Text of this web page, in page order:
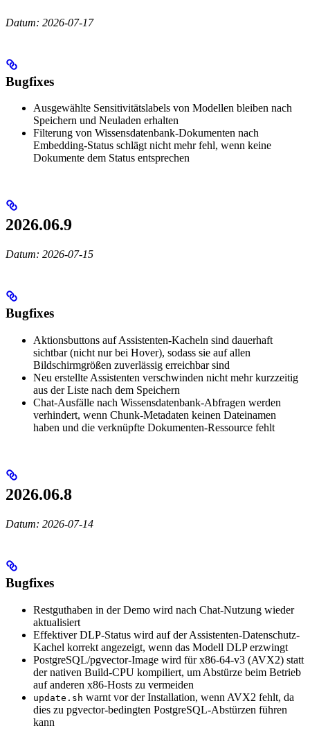
Datum: 2026-07-17
Bugfixes
Ausgewählte Sensitivitätslabels von Modellen bleiben nach
Speichern und Neuladen erhalten
Filterung von Wissensdatenbank-Dokumenten nach
Embedding-Status schlägt nicht mehr fehl, wenn keine
Dokumente dem Status entsprechen
2026.06.9
Datum: 2026-07-15
Bugfixes
Aktionsbuttons auf Assistenten-Kacheln sind dauerhaft
sichtbar (nicht nur bei Hover), sodass sie auf allen
Bildschirmgrößen zuverlässig erreichbar sind
Neu erstellte Assistenten verschwinden nicht mehr kurzzeitig
aus der Liste nach dem Speichern
Chat-Ausfälle nach Wissensdatenbank-Abfragen werden
verhindert, wenn Chunk-Metadaten keinen Dateinamen
haben und die verknüpfte Dokumenten-Ressource fehlt
2026.06.8
Datum: 2026-07-14
Bugfixes
Restguthaben in der Demo wird nach Chat-Nutzung wieder
aktualisiert
Effektiver DLP-Status wird auf der Assistenten-Datenschutz-
Kachel korrekt angezeigt, wenn das Modell DLP erzwingt
PostgreSQL/pgvector-Image wird für x86-64-v3 (AVX2) statt
der nativen Build-CPU kompiliert, um Abstürze beim Betrieb
auf anderen x86-Hosts zu vermeiden
update.sh warnt vor der Installation, wenn AVX2 fehlt, da
dies zu pgvector-bedingten PostgreSQL-Abstürzen führen
kann